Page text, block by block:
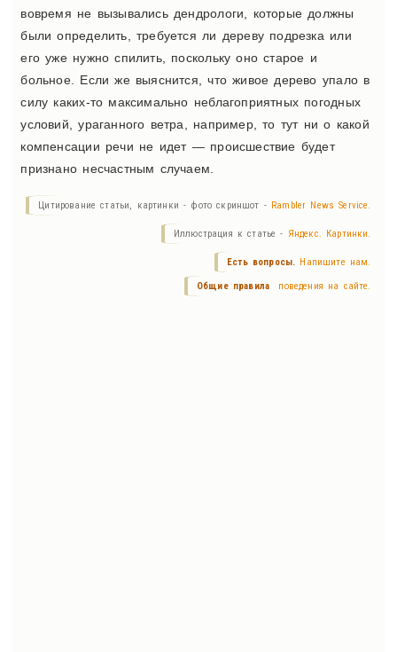
вовремя не вызывались дендрологи, которые должны
были определить, требуется ли дереву подрезка или
его уже нужно спилить, поскольку оно старое и
больное. Если же выяснится, что живое дерево упало в
силу каких-то максимально неблагоприятных погодных
условий, ураганного ветра, например, то тут ни о какой
компенсации речи не идет — происшествие будет
признано несчастным случаем.
Цитирование статьи, картинки - фото скриншот - Rambler News Service.
Иллюстрация к статье - Яндекс. Картинки.
Есть вопросы. Напишите нам.
Общие правила поведения на сайте.